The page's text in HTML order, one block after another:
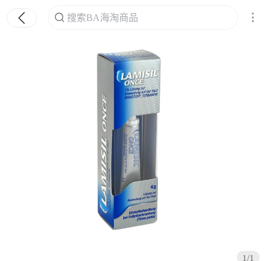
搜索BA海淘商品 搜索
1/1